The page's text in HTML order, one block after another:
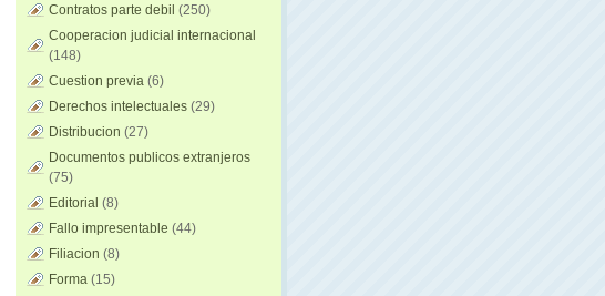
Contratos parte debil (250)
Cooperacion judicial internacional
(148)
Cuestion previa (6)
Derechos intelectuales (29)
Distribucion (27)
Documentos publicos extranjeros
(75)
Editorial (8)
Fallo impresentable (44)
Filiacion (8)
Forma (15)